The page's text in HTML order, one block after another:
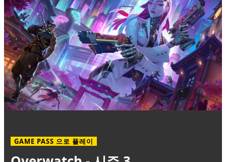
GAME PASS 으로 플레이